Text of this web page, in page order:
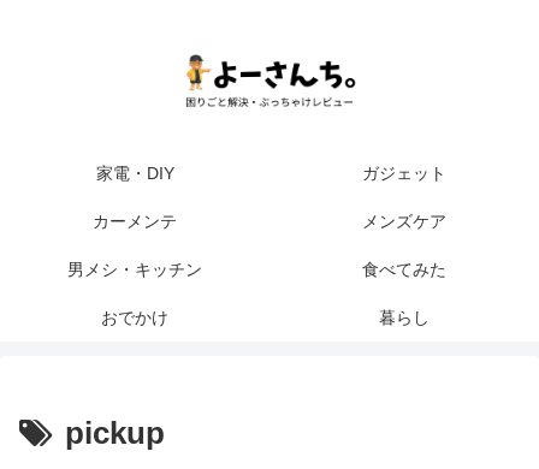
家電・DIY ガジェット
カーメンテ メンズケア
男メシ・キッチン 食べてみた
おでかけ 暮らし
pickup